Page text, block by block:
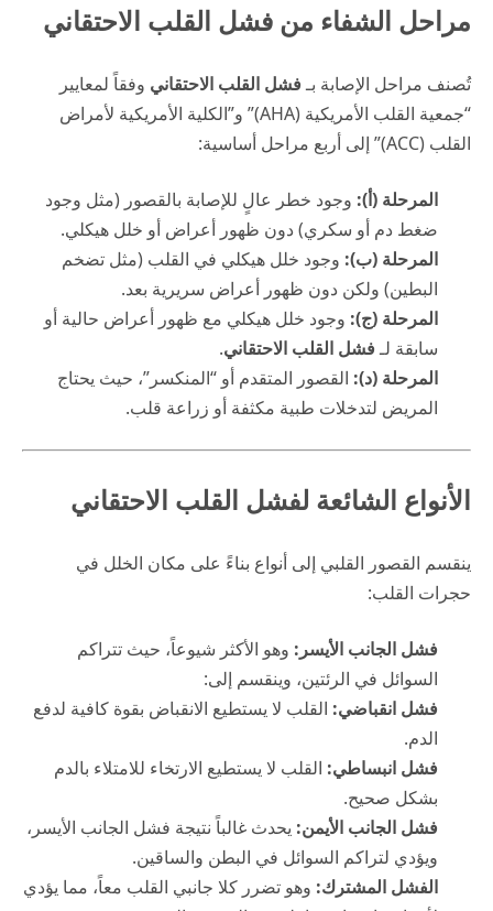
مراحل الشفاء من فشل القلب الاحتقاني
تُصنف مراحل الإصابة بـفشل القلب الاحتقاني وفقاً لمعايير
“جمعية القلب الأمريكية (AHA)” و”الكلية الأمريكية لأمراض
القلب (ACC)” إلى أربع مراحل أساسية:
المرحلة (أ): وجود خطر عالٍ للإصابة بالقصور (مثل وجود
ضغط دم أو سكري) دون ظهور أعراض أو خلل هيكلي.
المرحلة (ب): وجود خلل هيكلي في القلب (مثل تضخم
البطين) ولكن دون ظهور أعراض سريرية بعد.
المرحلة (ج): وجود خلل هيكلي مع ظهور أعراض حالية أو
سابقة لـفشل القلب الاحتقاني.
المرحلة (د): القصور المتقدم أو “المنكسر”، حيث يحتاج
المريض لتدخلات طبية مكثفة أو زراعة قلب.
الأنواع الشائعة لفشل القلب الاحتقاني
ينقسم القصور القلبي إلى أنواع بناءً على مكان الخلل في
حجرات القلب:
فشل الجانب الأيسر: وهو الأكثر شيوعاً، حيث تتراكم
السوائل في الرئتين، وينقسم إلى:
فشل انقباضي: القلب لا يستطيع الانقباض بقوة كافية لدفع
الدم.
فشل انبساطي: القلب لا يستطيع الارتخاء للامتلاء بالدم
بشكل صحيح.
فشل الجانب الأيمن: يحدث غالباً نتيجة فشل الجانب الأيسر،
ويؤدي لتراكم السوائل في البطن والساقين.
الفشل المشترك: وهو تضرر كلا جانبي القلب معاً، مما يؤدي